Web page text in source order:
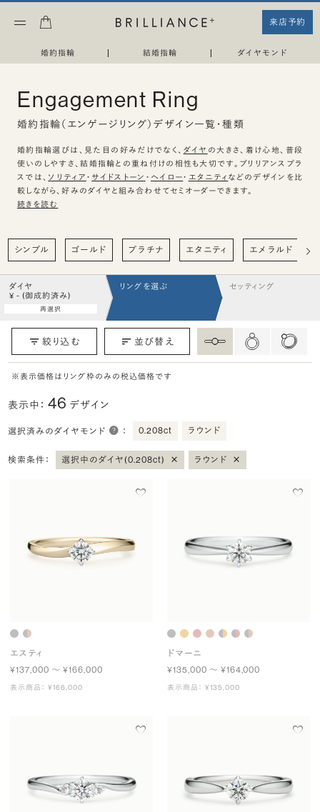
来店予約
婚約指輪 | 結婚指輪 | ダイヤモンド
Engagement Ring
婚約指輪（エンゲージリング）デザイン一覧・種類
婚約指輪選びは、見た目の好みだけでなく、 ダイヤ の大きさ、着け心地、普段
使いのしやすさ、結婚指輪との重ね付けの相性も大切です。ブリリアンスプラ
スでは、 ソリティア ・ サイドストーン ・ ヘイロー・ エタニティ などのデザインを比
較しながら、好みのダイヤと組み合わせてセミオーダーできます。
続きを読む
シンプル ゴールド プラチナ エタニティ エメラルド
ダイヤ
¥ - (御成約済み)
再選択
リングを選ぶ セッティング
絞り込む 並び替え
※表示価格はリング枠のみの税込価格です
表示中：46 デザイン
選択済みのダイヤモンド ： 0.208ct ラウンド
検索条件： 選択中のダイヤ(0.208ct) × ラウンド ×
エスティ
¥137,000 〜 ¥166,000
表示商品： ¥166,000
ドマーニ
¥135,000 〜 ¥164,000
表示商品： ¥135,000